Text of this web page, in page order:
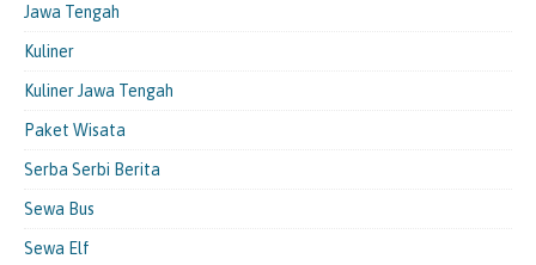
Jawa Tengah
Kuliner
Kuliner Jawa Tengah
Paket Wisata
Serba Serbi Berita
Sewa Bus
Sewa Elf